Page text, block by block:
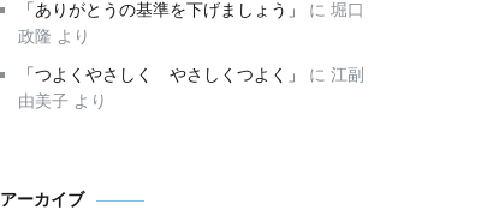
「ありがとうの基準を下げましょう」
に 堀口
政隆 より
「つよくやさしく やさしくつよく」
に 江副
由美子 より
アーカイブア